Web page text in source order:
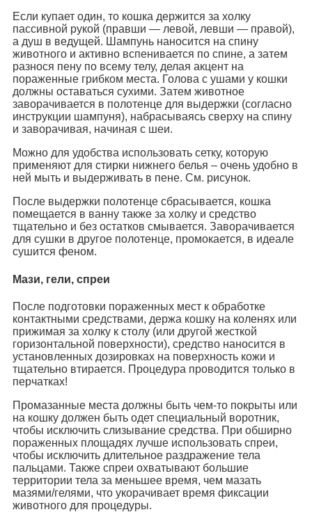
Если купает один, то кошка держится за холку
пассивной рукой (правши — левой, левши — правой),
а душ в ведущей. Шампунь наносится на спину
животного и активно вспенивается по спине, а затем
разнося пену по всему телу, делая акцент на
пораженные грибком места. Голова с ушами у кошки
должны оставаться сухими. Затем животное
заворачивается в полотенце для выдержки (согласно
инструкции шампуня), набрасываясь сверху на спину
и заворачивая, начиная с шеи.
Можно для удобства использовать сетку, которую
применяют для стирки нижнего белья – очень удобно в
ней мыть и выдерживать в пене. См. рисунок.
После выдержки полотенце сбрасывается, кошка
помещается в ванну также за холку и средство
тщательно и без остатков смывается. Заворачивается
для сушки в другое полотенце, промокается, в идеале
сушится феном.
Мази, гели, спреи
После подготовки пораженных мест к обработке
контактными средствами, держа кошку на коленях или
прижимая за холку к столу (или другой жесткой
горизонтальной поверхности), средство наносится в
установленных дозировках на поверхность кожи и
тщательно втирается. Процедура проводится только в
перчатках!
Промазанные места должны быть чем-то покрыты или
на кошку должен быть одет специальный воротник,
чтобы исключить слизывание средства. При обширно
пораженных площадях лучше использовать спреи,
чтобы исключить длительное раздражение тела
пальцами. Также спреи охватывают большие
территории тела за меньшее время, чем мазать
мазями/гелями, что укорачивает время фиксации
животного для процедуры.